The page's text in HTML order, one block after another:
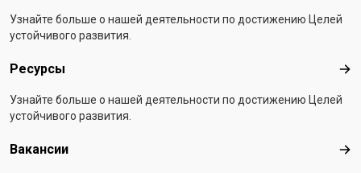
Узнайте больше о нашей деятельности по достижению Целей
устойчивого развития.
Ресурсы
Узнайте больше о нашей деятельности по достижению Целей
устойчивого развития.
Вакансии